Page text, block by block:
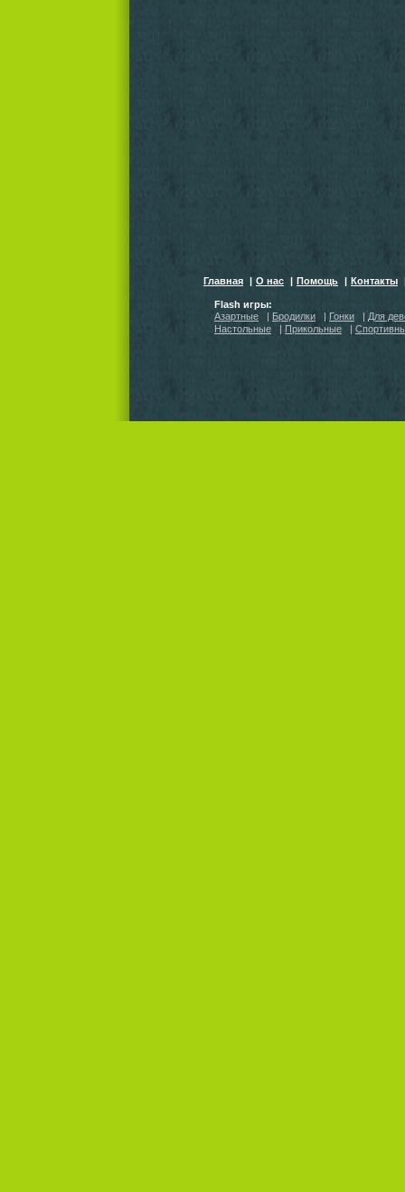
Главная | О нас | Помощь | Контакты
Flash игры:
Азартные
| Бродилки | Гонки | Для
Настольные
| Прикольные |